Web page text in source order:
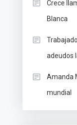
Crece
Blanca
adeudos
Amanda
mundial